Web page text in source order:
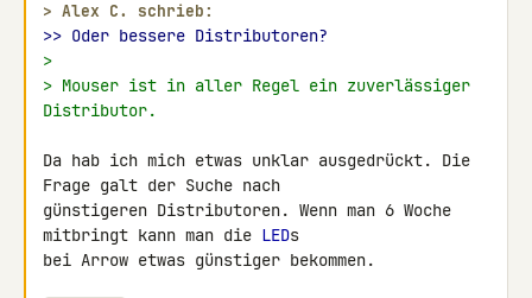
> Alex C. schrieb:
>> Oder bessere Distributoren?
>
> Mouser ist in aller Regel ein zuverlässiger
Distributor.
Da hab ich mich etwas unklar ausgedrückt. Die
Frage galt der Suche nach
günstigeren Distributoren. Wenn man 6 Woche
mitbringt kann man die LEDs
bei Arrow etwas günstiger bekommen.